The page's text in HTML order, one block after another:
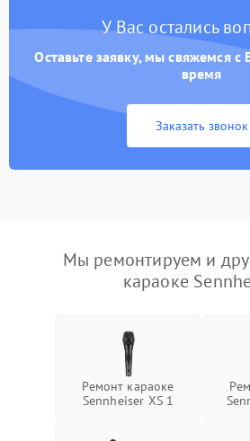
У Вас остались
Оставьте заявку, мы свяжемся
время
Заказать звонок
Мы ремонтируем и
караоке
Ремонт караоке
Sennheiser XS 1